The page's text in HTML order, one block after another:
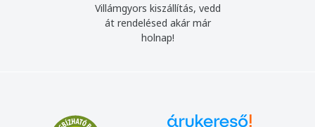
Villámgyors kiszállítás, vedd
át rendelésed akár már
holnap!